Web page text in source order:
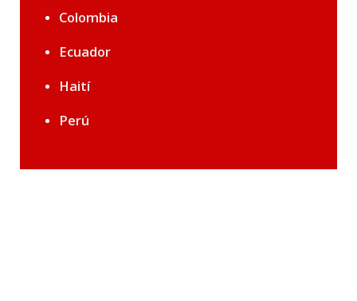
Colombia
Ecuador
Haití
Perú